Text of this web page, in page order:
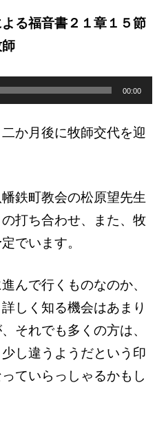
る福音書２１章１５節
00:00
か月後に牧師交代を迎
鉄町教会の松原望先生
打ち合わせ、また、牧
でいます。
んで行くものなのか、
しく知る機会はあまり
それでも多くの方は、
し違うようだという印
ていらっしゃるかもし